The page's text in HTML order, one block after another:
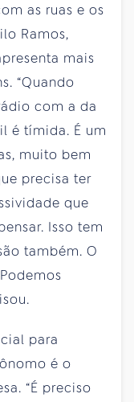
as ruas e os
Ramos,
mais
“Quando
com a da
é tímida. É um
muito bem
precisa ter
que
Isso tem
também. O
para
é o
“É preciso